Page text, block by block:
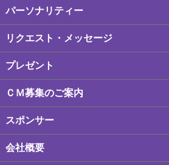
パーソナリティー
リクエスト・メッセージ
プレゼント
ＣＭ募集のご案内
スポンサー
会社概要